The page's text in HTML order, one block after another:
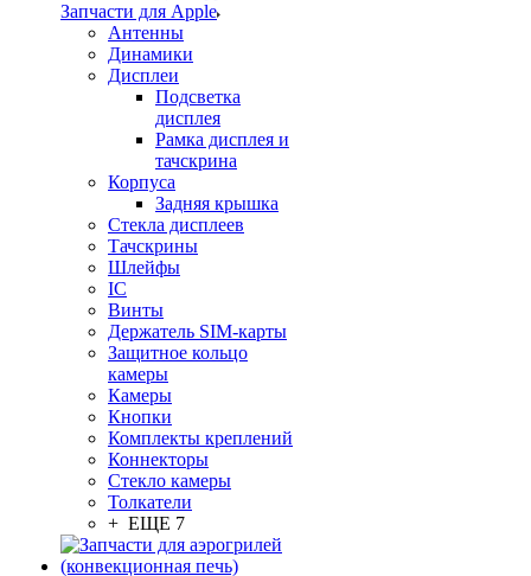
Запчасти для Apple
Антенны
Динамики
Дисплеи
Подсветка
дисплея
Рамка дисплея и
тачскрина
Корпуса
Задняя крышка
Стекла дисплеев
Тачскрины
Шлейфы
IC
Винты
Держатель SIM-карты
Защитное кольцо
камеры
Камеры
Кнопки
Комплекты креплений
Коннекторы
Стекло камеры
Толкатели
+ ЕЩЕ 7